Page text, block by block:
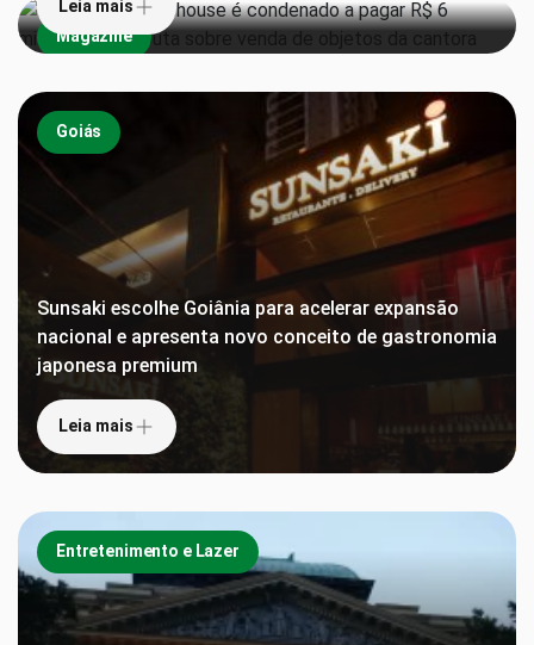
Magazine
Leia mais
Goiás
Sunsaki escolhe Goiânia para acelerar expansão
nacional e apresenta novo conceito de gastronomia
japonesa premium
Leia mais
Entretenimento e Lazer